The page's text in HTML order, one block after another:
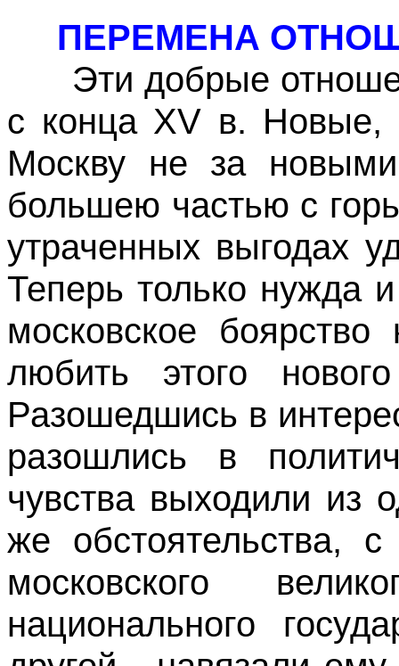
ПЕРЕМЕНА
Эти добрые
с конца XV в. Новые,
Москву не за
большею частью с
утраченных выгодах
Теперь только нужда
московское
любить этого
Разошедшись в
разошлись в
чувства выходили из
же обстоятельства,
московского
национального